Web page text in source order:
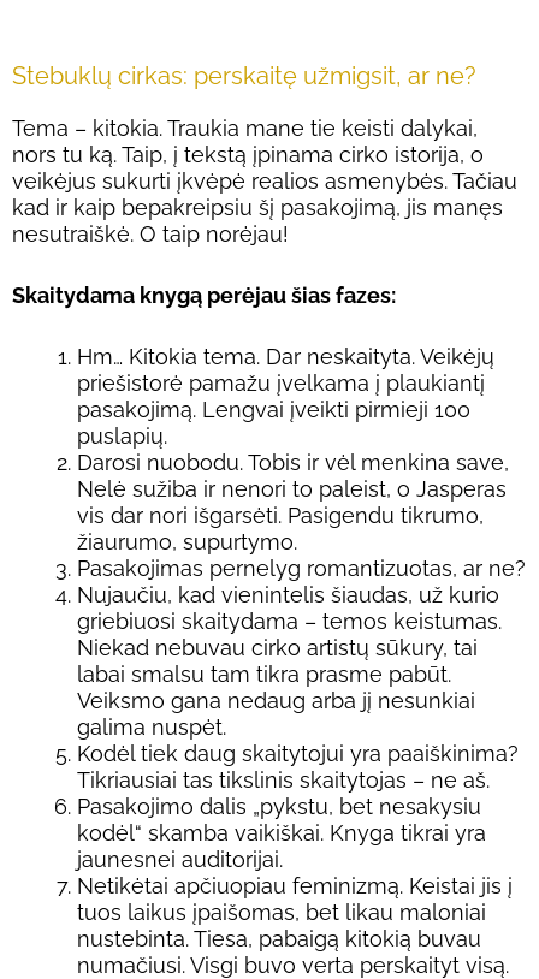
Stebuklų cirkas: perskaitę užmigsit, ar ne?
Tema – kitokia. Traukia mane tie keisti dalykai,
nors tu ką. Taip, į tekstą įpinama cirko istorija, o
veikėjus sukurti įkvėpė realios asmenybės. Tačiau
kad ir kaip bepakreipsiu šį pasakojimą, jis manęs
nesutraiškė. O taip norėjau!
Skaitydama knygą perėjau šias fazes:
Hm… Kitokia tema. Dar neskaityta. Veikėjų
priešistorė pamažu įvelkama į plaukiantį
pasakojimą. Lengvai įveikti pirmieji 100
puslapių.
Darosi nuobodu. Tobis ir vėl menkina save,
Nelė sužiba ir nenori to paleist, o Jasperas
vis dar nori išgarsėti. Pasigendu tikrumo,
žiaurumo, supurtymo.
Pasakojimas pernelyg romantizuotas, ar ne?
Nujaučiu, kad vienintelis šiaudas, už kurio
griebiuosi skaitydama – temos keistumas.
Niekad nebuvau cirko artistų sūkury, tai
labai smalsu tam tikra prasme pabūt.
Veiksmo gana nedaug arba jį nesunkiai
galima nuspėt.
Kodėl tiek daug skaitytojui yra paaiškinima?
Tikriausiai tas tikslinis skaitytojas – ne aš.
Pasakojimo dalis „pykstu, bet nesakysiu
kodėl“ skamba vaikiškai. Knyga tikrai yra
jaunesnei auditorijai.
Netikėtai apčiuopiau feminizmą. Keistai jis į
tuos laikus įpaišomas, bet likau maloniai
nustebinta. Tiesa, pabaigą kitokią buvau
numačiusi. Visgi buvo verta perskaityt visą.